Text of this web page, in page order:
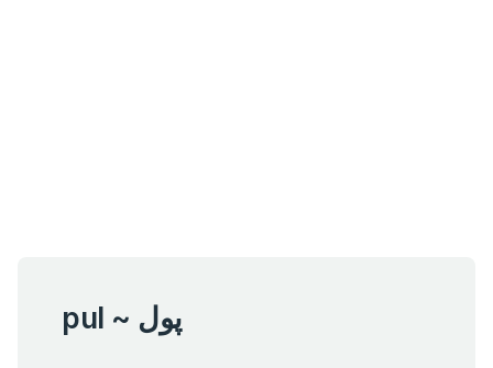
pul ~ پول